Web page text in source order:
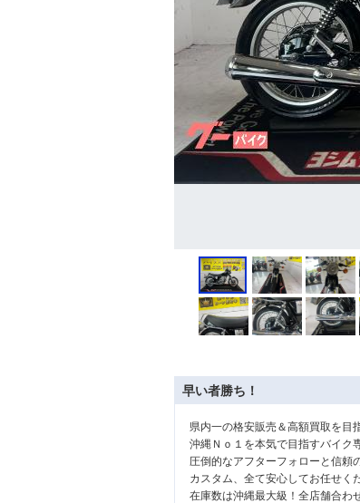
早い者勝ち！
県内一の格安販売＆高額買取を目
沖縄Ｎｏ１を本気で目指すバイク
圧倒的なアフターフォローと信頼
カスタム、全て安心してお任せく
在庫数は沖縄最大級！全店舗合わ